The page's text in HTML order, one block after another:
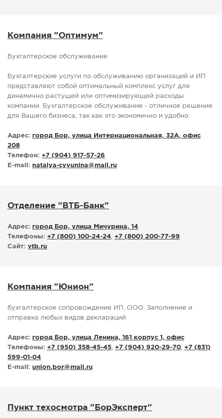
Компания "Оптимум"
Бухгалтерское обслуживание
Бухгалтерские услуги по обслуживанию организаций и ИП
представляют собой оптимальный комплекс услуг для
динамично растущей или оптимизирующей расходы
компании. Бухгалтерское обслуживание - отличное решение
для Вашего бизнеса, так как это экономично и удобно.
Адрес: город Бор, улица Интернациональная, 32А, офис
208
Телефон: +7 (904) 917-57-26
E-mail: natalya-cyvunina@mail.ru
Отделение "ВТБ-Банк"
Адрес: город Бор, улица Мичурина, 14
Телефоны: +7 (800) 100-24-24, +7 (800) 200-77-99
Сайт: vtb.ru
Компания "Юнион"
бухгалтерское сопровождение ИП, ООО. Заполнение и
отправка любых видов деклараций
Адрес: город Бор, улица Ленина, 161 корпус 1, офис
Телефоны: +7 (950) 358-45-45, +7 (904) 920-29-70, +7 (831)
599-01-04
E-mail: union.bor@mail.ru
Пункт техосмотра "БорЭксперт"